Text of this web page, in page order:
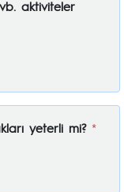
aktiviteler
yeterli mi? *